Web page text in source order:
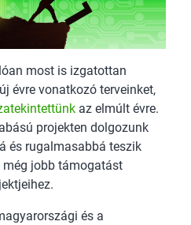
most is izgatottan
évre vonatkozó terveinket,
az elmúlt évre.
projekten dolgozunk
és rugalmasabbá teszik
jobb támogatást
és a